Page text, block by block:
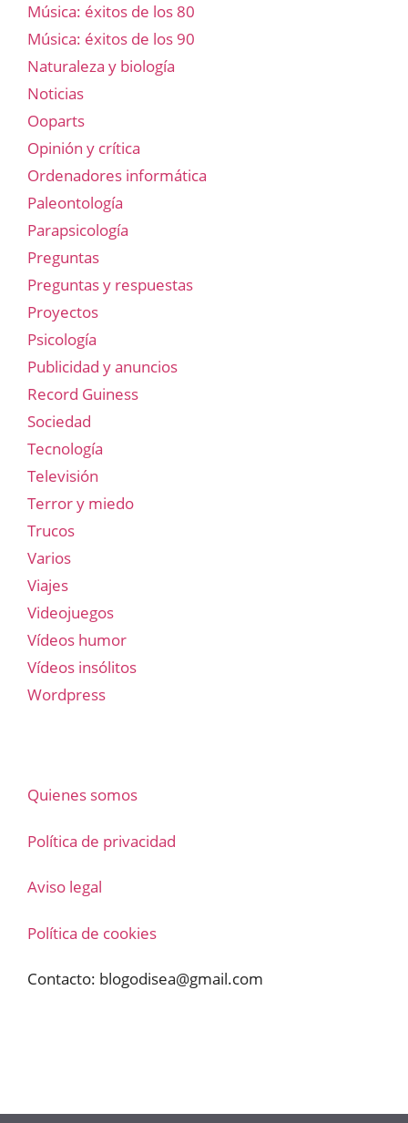
Música: éxitos de los 80
Música: éxitos de los 90
Naturaleza y biología
Noticias
Ooparts
Opinión y crítica
Ordenadores informática
Paleontología
Parapsicología
Preguntas
Preguntas y respuestas
Proyectos
Psicología
Publicidad y anuncios
Record Guiness
Sociedad
Tecnología
Televisión
Terror y miedo
Trucos
Varios
Viajes
Videojuegos
Vídeos humor
Vídeos insólitos
Wordpress
Quienes somos
Política de privacidad
Aviso legal
Política de cookies
Contacto: blogodisea@gmail.com